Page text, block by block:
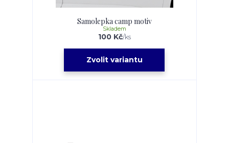
Samolepka camp motiv
100 Kč/ks
Skladem
Zvolit variantu